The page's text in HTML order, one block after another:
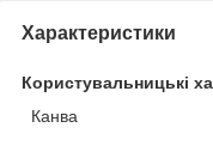
Характеристики
Користувальницькі
Канва